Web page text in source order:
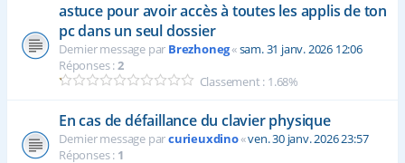
astuce pour avoir accès à toutes les applis de ton
pc dans un seul dossier
Dernier message par Brezhoneg«sam. 31 janv. 2026 12:06
Réponses :2
Classement : 1.68%
En cas de défaillance du clavier physique
Dernier message parcurieuxdino«ven. 30 janv. 2026 23:57
Réponses : 1